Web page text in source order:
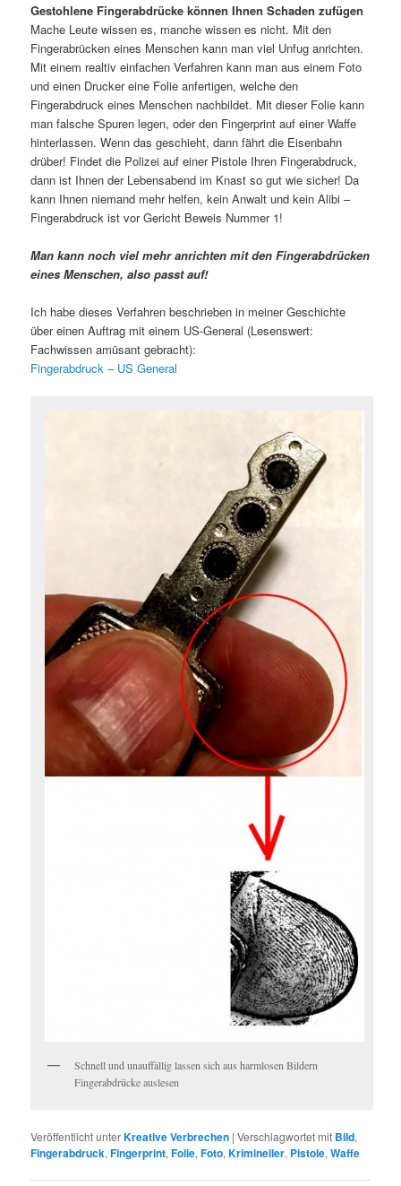
Gestohlene Fingerabdrücke können Ihnen Schaden zufügen
Mache Leute wissen es, manche wissen es nicht. Mit den
Fingerabrücken eines Menschen kann man viel Unfug anrichten.
Mit einem realtiv einfachen Verfahren kann man aus einem Foto
und einen Drucker eine Folie anfertigen, welche den
Fingerabdruck eines Menschen nachbildet. Mit dieser Folie kann
man falsche Spuren legen, oder den Fingerprint auf einer Waffe
hinterlassen. Wenn das geschieht, dann fährt die Eisenbahn
drüber! Findet die Polizei auf einer Pistole Ihren Fingerabdruck,
dann ist Ihnen der Lebensabend im Knast so gut wie sicher! Da
kann Ihnen niemand mehr helfen, kein Anwalt und kein Alibi –
Fingerabdruck ist vor Gericht Beweis Nummer 1!
Man kann noch viel mehr anrichten mit den Fingerabdrücken
eines Menschen, also passt auf!
Ich habe dieses Verfahren beschrieben in meiner Geschichte
über einen Auftrag mit einem US-General (Lesenswert:
Fachwissen amüsant gebracht):
Fingerabdruck – US General
Schnell und unauffällig lassen sich aus harmlosen Bildern
Fingerabdrücke auslesen
Veröffentlicht unterKreative Verbrechen |Verschlagwortet mit Bild,
Fingerabdruck,Fingerprint,Folie,Foto,Krimineller, Pistole,Waffe